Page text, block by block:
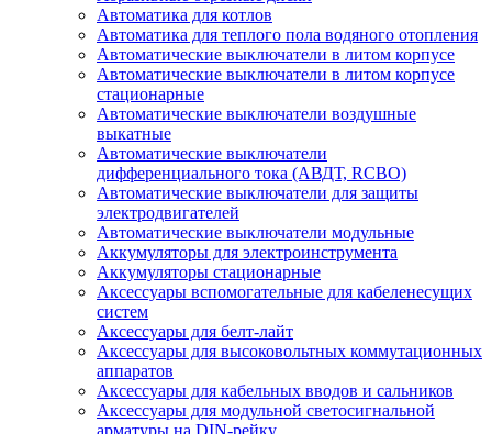
Автоматика для котлов
Автоматика для теплого пола водяного отопления
Автоматические выключатели в литом корпусе
Автоматические выключатели в литом корпусе
стационарные
Автоматические выключатели воздушные
выкатные
Автоматические выключатели
дифференциального тока (АВДТ, RCBO)
Автоматические выключатели для защиты
электродвигателей
Автоматические выключатели модульные
Аккумуляторы для электроинструмента
Аккумуляторы стационарные
Аксессуары вспомогательные для кабеленесущих
систем
Аксессуары для белт-лайт
Аксессуары для высоковольтных коммутационных
аппаратов
Аксессуары для кабельных вводов и сальников
Аксессуары для модульной светосигнальной
арматуры на DIN-рейку